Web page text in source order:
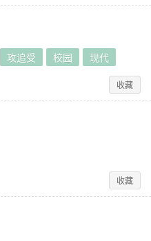
攻追受 校园 现代
收藏
收藏